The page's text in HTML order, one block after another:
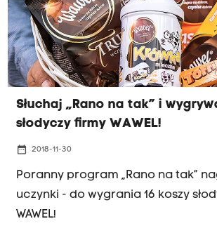
Słuchaj „Rano na tak” i
słodyczy firmy WAWEL!
date_range 2018-11-30
Poranny program „Rano na tak”
uczynki - do wygrania 16 koszy słodyczy firmy
WAWEL!